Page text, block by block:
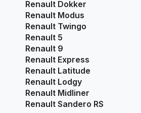
Renault Dokker
Renault Modus
Renault Twingo
Renault 5
Renault 9
Renault Express
Renault Latitude
Renault Lodgy
Renault Midliner
Renault Sandero RS